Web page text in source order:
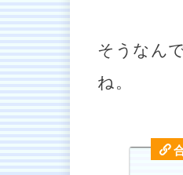
そうなん
ね。